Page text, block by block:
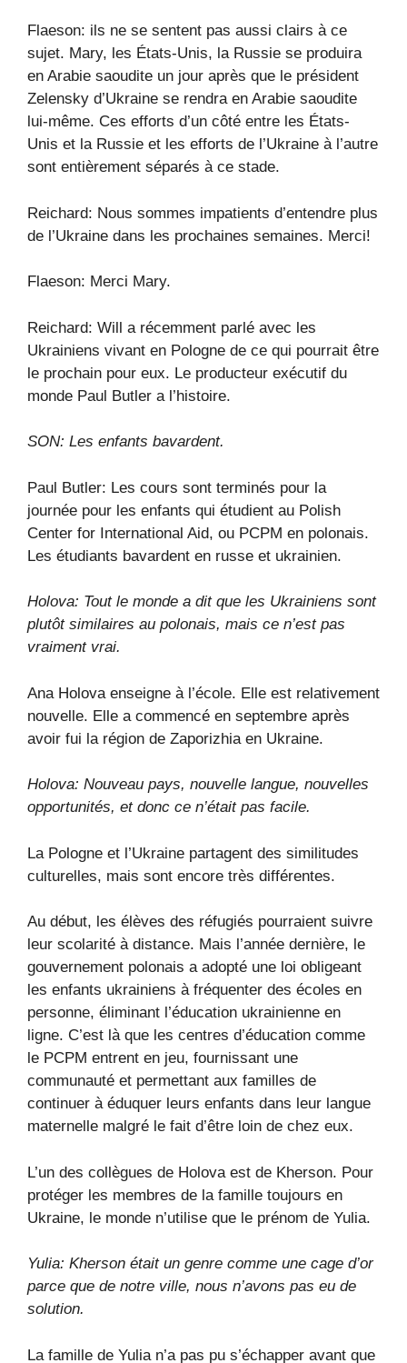
Flaeson: ils ne se sentent pas aussi clairs à ce
sujet. Mary, les États-Unis, la Russie se produira
en Arabie saoudite un jour après que le président
Zelensky d’Ukraine se rendra en Arabie saoudite
lui-même. Ces efforts d’un côté entre les États-
Unis et la Russie et les efforts de l’Ukraine à l’autre
sont entièrement séparés à ce stade.
Reichard: Nous sommes impatients d’entendre plus
de l’Ukraine dans les prochaines semaines. Merci!
Flaeson: Merci Mary.
Reichard: Will a récemment parlé avec les
Ukrainiens vivant en Pologne de ce qui pourrait être
le prochain pour eux. Le producteur exécutif du
monde Paul Butler a l’histoire.
SON: Les enfants bavardent.
Paul Butler: Les cours sont terminés pour la
journée pour les enfants qui étudient au Polish
Center for International Aid, ou PCPM en polonais.
Les étudiants bavardent en russe et ukrainien.
Holova: Tout le monde a dit que les Ukrainiens sont
plutôt similaires au polonais, mais ce n’est pas
vraiment vrai.
Ana Holova enseigne à l’école. Elle est relativement
nouvelle. Elle a commencé en septembre après
avoir fui la région de Zaporizhia en Ukraine.
Holova: Nouveau pays, nouvelle langue, nouvelles
opportunités, et donc ce n’était pas facile.
La Pologne et l’Ukraine partagent des similitudes
culturelles, mais sont encore très différentes.
Au début, les élèves des réfugiés pourraient suivre
leur scolarité à distance. Mais l’année dernière, le
gouvernement polonais a adopté une loi obligeant
les enfants ukrainiens à fréquenter des écoles en
personne, éliminant l’éducation ukrainienne en
ligne. C’est là que les centres d’éducation comme
le PCPM entrent en jeu, fournissant une
communauté et permettant aux familles de
continuer à éduquer leurs enfants dans leur langue
maternelle malgré le fait d’être loin de chez eux.
L’un des collègues de Holova est de Kherson. Pour
protéger les membres de la famille toujours en
Ukraine, le monde n’utilise que le prénom de Yulia.
Yulia: Kherson était un genre comme une cage d’or
parce que de notre ville, nous n’avons pas eu de
solution.
La famille de Yulia n’a pas pu s’échapper avant que